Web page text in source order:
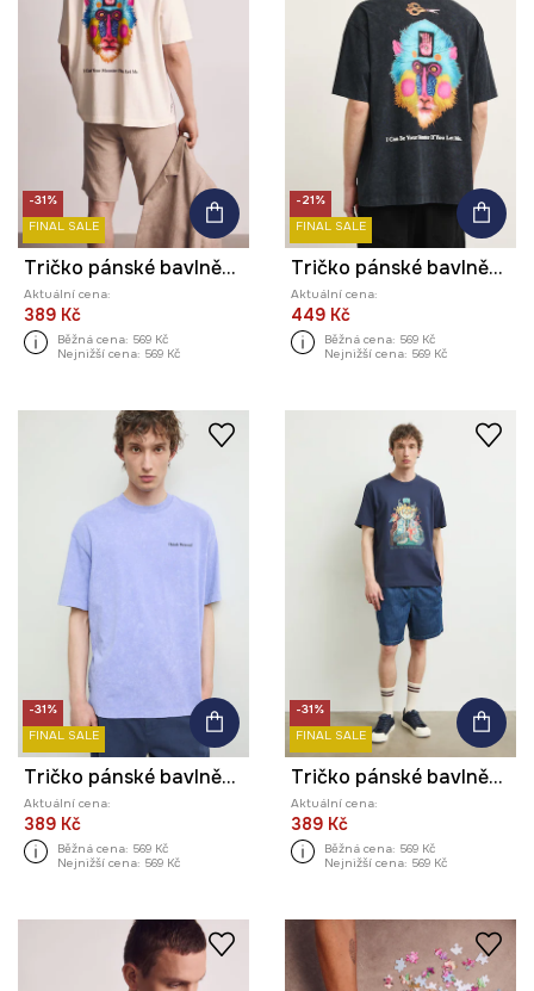
-31%
FINAL SALE
Tričko pánské bavlněné s potiskem z kolekce Kit Mizeres x Medicine
Aktuální cena:
389 Kč
Běžná cena: 569 Kč
Nejnižší cena: 569 Kč
-21%
FINAL SALE
Tričko pánské bavlněné s potiskem z kolekce Kit Mizeres x Medicine
Aktuální cena:
449 Kč
Běžná cena: 569 Kč
Nejnižší cena: 569 Kč
-31%
FINAL SALE
Tričko pánské bavlněné s potiskem z kolekce Kit Mizeres x Medicine
Aktuální cena:
389 Kč
Běžná cena: 569 Kč
Nejnižší cena: 569 Kč
-31%
FINAL SALE
Tričko pánské bavlněné s potiskem z kolekce Kit Mizeres x Medicine
Aktuální cena:
389 Kč
Běžná cena: 569 Kč
Nejnižší cena: 569 Kč